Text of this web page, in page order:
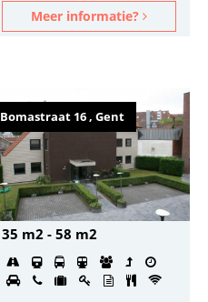
Meer informatie?
Bomastraat 16 , Gent
35 m2 - 58 m2